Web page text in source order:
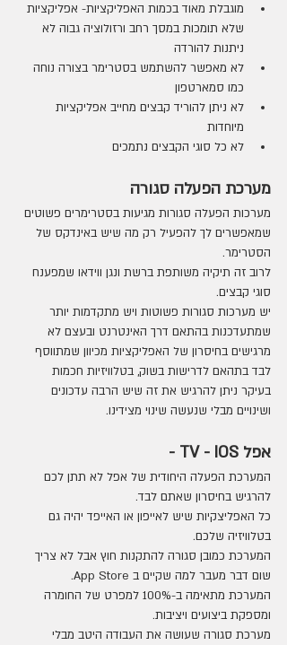
מוגבלת מאוד בכמות האפליקציות- אפליקציות
שלא תומכות במסך רחב ורזולוציה גבוה לא
ניתנות להורדה
לא מאפשר להשתמש בסטרימר בצורה נוחה
כמו סמארטפון
לא ניתן להוריד קבצים מחייב אפליקציות
מיוחדות
לא כל סוגי הקבצים נתמכים
מערכת הפעלה סגורה
מערכות הפעלה סגורות מגיעות בסטרימרים פשוטים
שמאפשרים לך להפעיל רק מה שיש באינדקס של
הסטרימר.
לרוב זה תיקיה משותפת ברשת ונגן ווידאו שמפענח
סוגי קבצים.
יש מערכות סגורות פשוטות ויש מתקדמות יותר
שמתעדכנות בהתאם דרך האינטרנט ובעצם לא
מרגישים בחיסרון של האפליקציות מכיוון שמתווסף
לבד בתהאם לדרישות בשוק, בטלוויזיות חכמות
בעיקר ניתן להרגיש את זה שיש הרבה עדכונים
ושינויים מבלי שנעשה שינוי מצידינו.
אפל TV - IOS -
המערכת הפעלה היחודית של אפל לא תתן לכם
להרגיש בחיסרון שאתם לבד.
כל האפליצקיות שיש לאייפון או האייפד יהיה גם
בטלוויזיה שלכם.
המערכת כמובן סגורה להתקנות חוץ אבל לא צריך
שום דבר מעבר למה שקיים ב App Store.
המערכת מתאימה ב-100% למפרט של החומרה
ומספקת ביצועים ויציבות.
מערכת סגורה שעושה את העבודה היטב מבלי